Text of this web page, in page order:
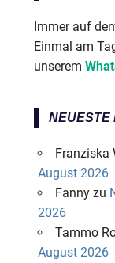
Immer auf
Einmal am
unserem
NEUESTE
Franziska
August 2026
Fannyzu
2026
Tammo
August 2026